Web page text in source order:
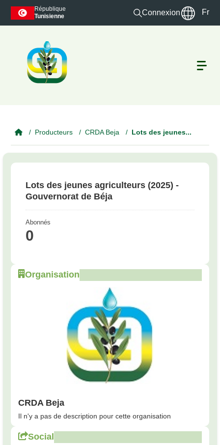
Skip to main content
République
Tunisienne
Connexion Fr
Producteurs CRDA Beja Lots des jeunes...
Lots des jeunes agriculteurs (2025) -
Gouvernorat de Béja
Abonnés
0
Organisation
CRDA Beja
Il n'y a pas de description pour cette organisation
Social